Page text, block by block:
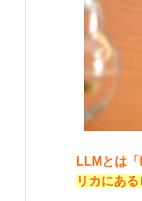
LLMとは
リカにあ